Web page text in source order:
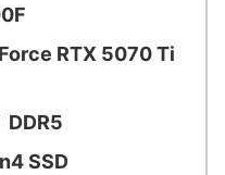
RTX 5070 Ti
DDR5
SSD